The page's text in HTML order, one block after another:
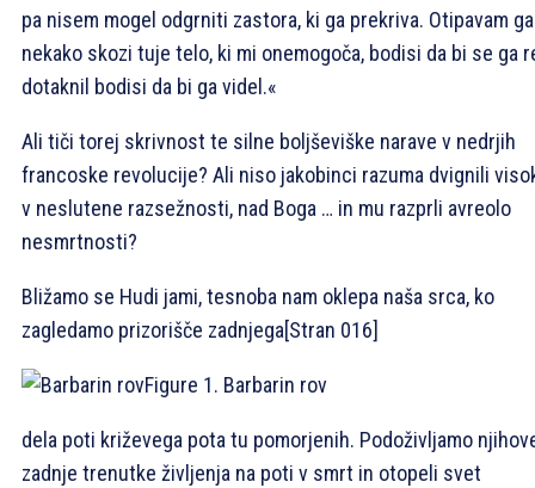
pa nisem mogel odgrniti zastora, ki ga prekriva. Otipavam ga
nekako skozi tuje telo, ki mi onemogoča, bodisi da bi se ga
dotaknil bodisi da bi ga videl.«
Ali tiči torej skrivnost te silne boljševiške narave v nedrjih
francoske revolucije? Ali niso jakobinci razuma dvignili
v neslutene razsežnosti, nad Boga … in mu razprli avreolo
nesmrtnosti?
Bližamo se Hudi jami, tesnoba nam oklepa naša srca, ko
zagledamo prizorišče zadnjega[Stran 016]
Figure 1. Barbarin rov
dela poti križevega pota tu pomorjenih. Podoživljamo
zadnje trenutke življenja na poti v smrt in otopeli svet